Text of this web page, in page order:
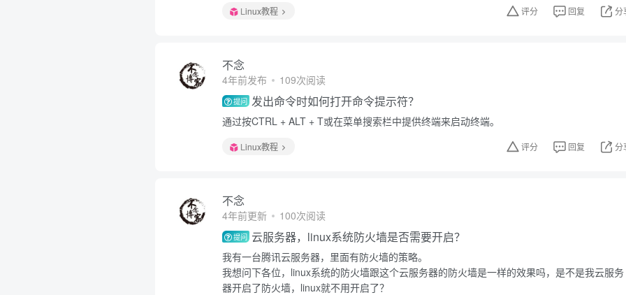
Linux教程 评分 回复 分
不念
4年前发布 109次阅读
提问 发出命令时如何打开命令提示符？
通过按CTRL + ALT + T或在菜单搜索栏中提供终端来启动终端。
Linux教程 评分 回复 分
不念
4年前更新 100次阅读
提问 云服务器，linux系统防火墙是否需要开启？
我有一台腾讯云服务器，里面有防火墙的策略。
我想问下各位，linux系统的防火墙跟这个云服务器的防火墙是一样的效果吗，是不是我云服务
器开启了防火墙，linux就不用开启了？